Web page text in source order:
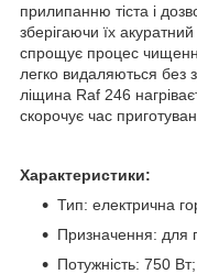
прилипанню тіста і
зберігаючи їх
спрощує процес
легко видаляються без
ліщина Raf 246
скорочує час
Характеристики:
Тип: електрична
Призначення: для
Потужність: 750 Вт;